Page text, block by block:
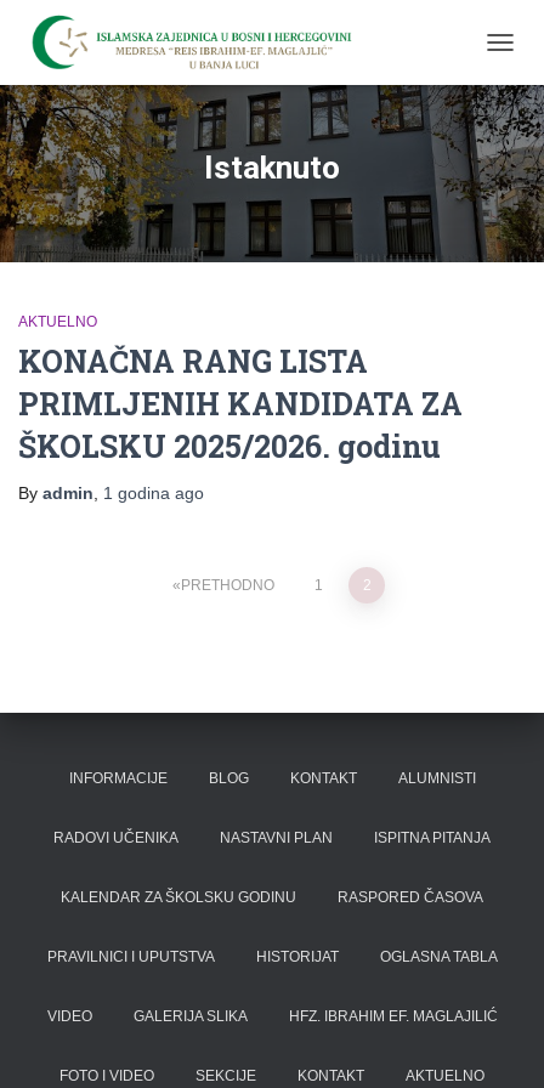
Istaknuto
AKTUELNO
KONAČNA RANG LISTA
PRIMLJENIH KANDIDATA ZA
ŠKOLSKU 2025/2026. godinu
By admin 1 godina ago
PRETHODNO 1 2
INFORMACIJE BLOG KONTAKT ALUMNISTI
RADOVI UČENIKA NASTAVNI PLAN ISPITNA PITANJA
KALENDAR ZA ŠKOLSKU GODINU RASPORED ČASOVA
PRAVILNICI I UPUTSTVA HISTORIJAT OGLASNA TABLA
VIDEO GALERIJA SLIKA HFZ. IBRAHIM EF. MAGLAJILIĆ
FOTO I VIDEO SEKCIJE KONTAKT AKTUELNO